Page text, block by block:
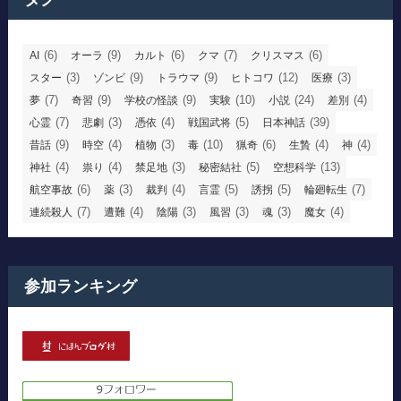
AI (6) オーラ (9) カルト (6) クマ (7) クリスマス (6)
スター (3) ゾンビ (9) トラウマ (9) ヒトコワ (12) 医療 (3)
夢 (7) 奇習 (9) 学校の怪談 (9) 実験 (10) 小説 (24) 差別 (4)
心霊 (7) 悲劇 (3) 憑依 (4) 戦国武将 (5) 日本神話 (39)
昔話 (9) 時空 (4) 植物 (3) 毒 (10) 猟奇 (6) 生贄 (4) 神 (4)
神社 (4) 祟り (4) 禁足地 (3) 秘密結社 (5) 空想科学 (13)
航空事故 (6) 薬 (3) 裁判 (4) 言霊 (5) 誘拐 (5) 輪廻転生 (7)
連続殺人 (7) 遭難 (4) 陰陽 (3) 風習 (3) 魂 (3) 魔女 (4)
参加ランキング